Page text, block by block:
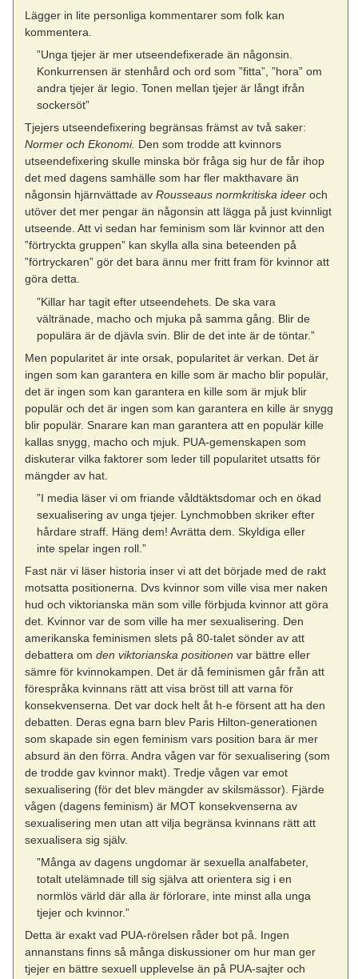
Lägger in lite personliga kommentarer som folk kan
kommentera.
”Unga tjejer är mer utseendefixerade än någonsin.
Konkurrensen är stenhård och ord som ”fitta”, ”hora” om
andra tjejer är legio. Tonen mellan tjejer är långt ifrån
sockersöt”
Tjejers utseendefixering begränsas främst av två saker:
Normer och Ekonomi. Den som trodde att kvinnors
utseendefixering skulle minska bör fråga sig hur de får ihop
det med dagens samhälle som har fler makthavare än
någonsin hjärnvättade avRousseaus normkritiska ideer och
utöver det mer pengar än någonsin att lägga på just kvinnligt
utseende. Att vi sedan har feminism som lär kvinnor att den
”förtryckta gruppen” kan skylla alla sina beteenden på
”förtryckaren” gör det bara ännu mer fritt fram för kvinnor att
göra detta.
”Killar har tagit efter utseendehets. De ska vara
vältränade, macho och mjuka på samma gång. Blir de
populära är de djävla svin. Blir de det inte är de töntar.”
Men popularitet är inte orsak, popularitet är verkan. Det är
ingen som kan garantera en kille som är macho blir populär,
det är ingen som kan garantera en kille som är mjuk blir
populär och det är ingen som kan garantera en kille är snygg
blir populär. Snarare kan man garantera att en populär kille
kallas snygg, macho och mjuk. PUA-gemenskapen som
diskuterar vilka faktorer som leder till popularitet utsatts för
mängder av hat.
”I media läser vi om friande våldtäktsdomar och en ökad
sexualisering av unga tjejer. Lynchmobben skriker efter
hårdare straff. Häng dem! Avrätta dem. Skyldiga eller
inte spelar ingen roll.”
Fast när vi läser historia inser vi att det började med de rakt
motsatta positionerna. Dvs kvinnor som ville visa mer naken
hud och viktorianska män som ville förbjuda kvinnor att göra
det. Kvinnor var de som ville ha mer sexualisering. Den
amerikanska feminismen slets på 80-talet sönder av att
debattera omden viktorianska positionen var bättre eller
sämre för kvinnokampen. Det är då feminismen går från att
förespråka kvinnans rätt att visa bröst till att varna för
konsekvenserna. Det var dock helt åt h-e försent att ha den
debatten. Deras egna barn blev Paris Hilton-generationen
som skapade sin egen feminism vars position bara är mer
absurd än den förra. Andra vågen var för sexualisering (som
de trodde gav kvinnor makt). Tredje vågen var emot
sexualisering (för det blev mängder av skilsmässor). Fjärde
vågen (dagens feminism) är MOT konsekvenserna av
sexualisering men utan att vilja begränsa kvinnans rätt att
sexualisera sig själv.
”Många av dagens ungdomar är sexuella analfabeter,
totalt utelämnade till sig själva att orientera sig i en
normlös värld där alla är förlorare, inte minst alla unga
tjejer och kvinnor.”
Detta är exakt vad PUA-rörelsen råder bot på. Ingen
annanstans finns så många diskussioner om hur man ger
tjejer en bättre sexuell upplevelse än på PUA-sajter och